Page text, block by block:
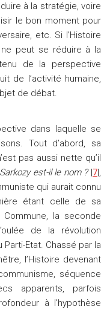
à la stratégie, voire
le bon moment pour
etc. Si l’Histoire
peut se réduire à la
de la perspective
de l’activité humaine,
de débat.
dans laquelle se
Tout d’abord, sa
pas aussi nette qu’il
est-il le nom ?|7|,
qui aurait connu
étant celle de sa
la seconde
de la révolution
Etat. Chassé par la
l’Histoire devenant
séquence
apparents, parfois
à l’hypothèse